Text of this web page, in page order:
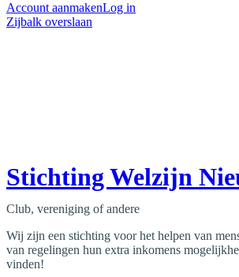
Account aanmakenLog in
Zijbalk overslaan
Stichting Welzijn
Club, vereniging of andere
Wij zijn een stichting voor het helpen van
van regelingen hun extra inkomens
vinden!